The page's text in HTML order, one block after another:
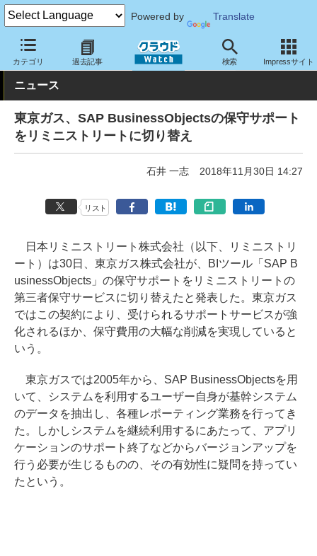
Powered by Translate
カテゴリ 過去記事 検索 Impressサイト
クラウド Watch トピック 導入事例 その他
ニュース
東京ガス、SAP BusinessObjectsの保守サポート
をリミニストリートに切り替え
石井 一志 2018年11月30日 14:27
リスト
日本リミニストリート株式会社（以下、リミニストリ
ート）は30日、東京ガス株式会社が、BIツール「SAP B
usinessObjects」の保守サポートをリミニストリートの
第三者保守サービスに切り替えたと発表した。東京ガス
ではこの契約により、受けられるサポートサービスが強
化されるほか、保守費用の大幅な削減を実現していると
いう。
東京ガスでは2005年から、SAP BusinessObjectsを用
いて、システムを利用するユーザー自身が基幹システム
のデータを抽出し、各種レポーティング業務を行ってき
た。しかしシステムを継続利用するにあたって、アプリ
ケーションのサポート終了などからバージョンアップを
行う必要が生じるものの、その有効性に疑問を持ってい
たという。